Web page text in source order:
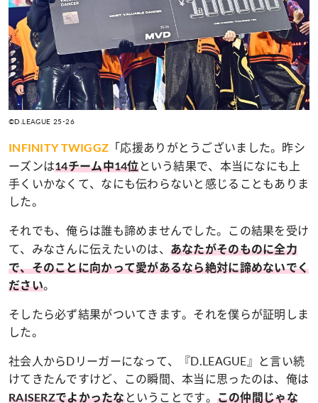
©D.LEAGUE 25-26
INFINITY TWIGGZ 「応援ありがとうございました。昨シ
ーズンは14チーム中14位という結果で、本当になにも上
手くいかなくて、なにも伝わらないと感じることもありま
した。
それでも、俺らは誰も諦めませんでした。この結果を受け
て、みなさんに伝えたいのは、 あなたがそのものに全力
で、そのことに向かって愛があるなら絶対に諦めないでく
ださい。
そしたら必ず結果がついてきます。それを僕らが証明しま
した。
社会人からDリーガーになって、『D.LEAGUE』と言い続
けてきたんですけど、この瞬間、本当に思ったのは、俺は
RAISERZでよかったなということです。 この仲間じゃな